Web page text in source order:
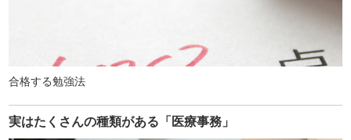
合格する勉強法
実はたくさんの種類がある「医療事務」